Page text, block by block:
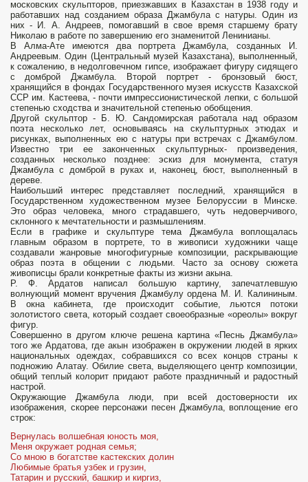
московских скульпторов, приезжавших в Казахстан в 1938 году и
работавших над созда­нием образа Джамбула с натуры. Один из
них - И. А. Андреев, помогавший в свое время старшему брату
Николаю в работе по завершению его знаменитой Ленинианы.
В Алма-Ате имеются два портрета Джамбула, созданных И.
Андреевым. Один (Центральный музей Казахстана), выполненный,
к сожалению, в недолговечном гипсе, изображает фигуру сидящего
с домброй Джамбула. Второй портрет - бронзовый бюст,
хранящийся в фондах Государ­ственного музея искусств Казахской
ССР им. Кастеева, - почти импрессионистической лепки, с большой
степенью сходства и значительной степенью обобщения.
Другой скульптор - Б. Ю. Сандомирская работала над образом
поэта несколь­ко лет, основываясь на скульптурных этюдах и
рисунках, выполненных ею с натуры при встречах с Джамбулом.
Известно три ее законченных скульптур­ных- произведения,
созданных несколько позднее: эскиз для монумента, статуя
Джамбула с домброй в руках и, наконец, бюст, выполненный в
дереве.
Наиболь­ший интерес представляет последний, хранящийся в
Государственном художественном музее Белоруссии в Минске.
Это образ человека, много страдавшего, чуть недоверчивого,
склонного к мечтательности и размышлениям.
Если в графике и скульптуре тема Джамбула воплощалась
главным образом в портрете, то в живописи художники чаще
создавали жанровые многофигур­ные композиции, раскрывающие
образ поэта в общении с людьми. Часто за основу сюжета
живописцы брали конкретные факты из жизни акына.
Р. Ф. Ардатов написал большую картину, запечатлевшую
волнующий момент вручения Джамбулу ордена М. И. Калининым.
В окна кабинета, где происходит событие, льются потоки
золотистого света, который создает своеобразные «ореолы» вокруг
фигур.
Совершенно в другом ключе решена картина «Песнь Джамбула»
того же Ардатова, где акын изображен в окружении людей в ярких
национальных одеждах, собравшихся со всех концов страны к
подножию Алатау. Обилие света, выделяющего центр композиции,
общий теплый колорит придают работе праздничный и радостный
настрой.
Окружающие Джамбула люди, при всей достоверности их
изображения, скорее персонажи песен Джам­була, воплощение его
строк:
Вернулась волшебная юность моя,
Меня окружает родная семья;
Со мною в богатстве кастекских долин
Любимые братья узбек и грузин,
Татарин и русский, башкир и киргиз,